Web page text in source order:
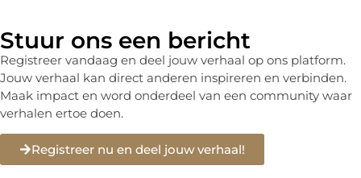
Stuur ons een bericht
Registreer vandaag en deel jouw verhaal op ons platform.
Jouw verhaal kan direct anderen inspireren en verbinden.
Maak impact en word onderdeel van een community waar
verhalen ertoe doen.
Registreer nu en deel jouw verhaal!